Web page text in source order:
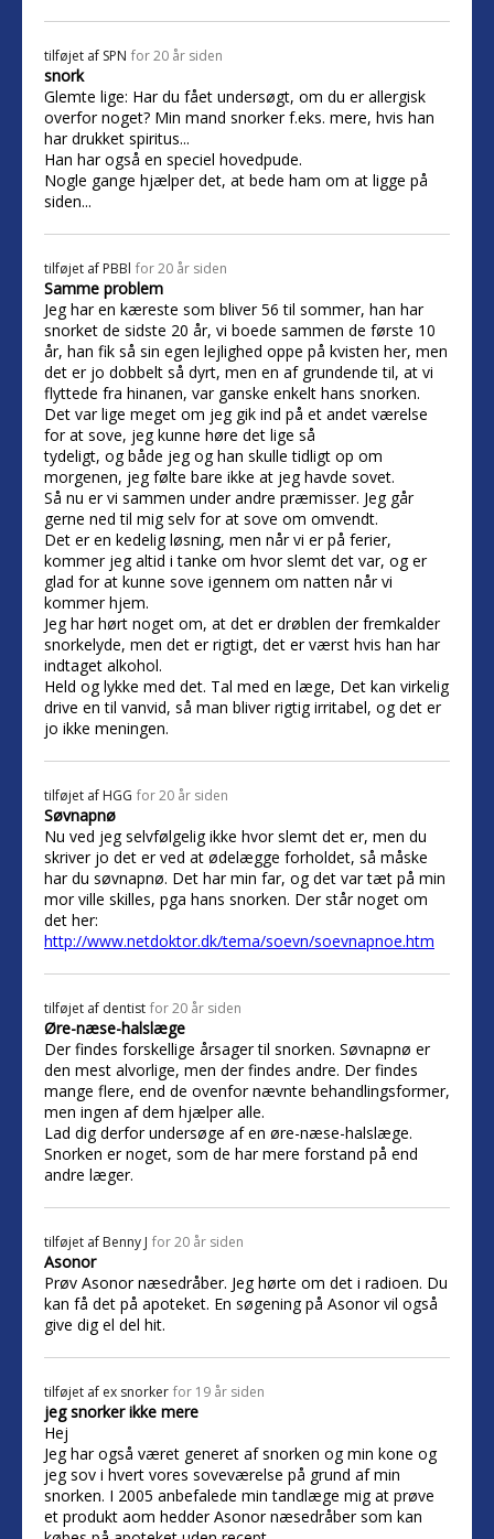
tilføjet af SPN for 20 år siden
snork
Glemte lige: Har du fået undersøgt, om du er allergisk
overfor noget? Min mand snorker f.eks. mere, hvis han
har drukket spiritus...
Han har også en speciel hovedpude.
Nogle gange hjælper det, at bede ham om at ligge på
siden...
tilføjet af PBBl for 20 år siden
Samme problem
Jeg har en kæreste som bliver 56 til sommer, han har
snorket de sidste 20 år, vi boede sammen de første 10
år, han fik så sin egen lejlighed oppe på kvisten her, men
det er jo dobbelt så dyrt, men en af grundende til, at vi
flyttede fra hinanen, var ganske enkelt hans snorken.
Det var lige meget om jeg gik ind på et andet værelse
for at sove, jeg kunne høre det lige så
tydeligt, og både jeg og han skulle tidligt op om
morgenen, jeg følte bare ikke at jeg havde sovet.
Så nu er vi sammen under andre præmisser. Jeg går
gerne ned til mig selv for at sove om omvendt.
Det er en kedelig løsning, men når vi er på ferier,
kommer jeg altid i tanke om hvor slemt det var, og er
glad for at kunne sove igennem om natten når vi
kommer hjem.
Jeg har hørt noget om, at det er drøblen der fremkalder
snorkelyde, men det er rigtigt, det er værst hvis han har
indtaget alkohol.
Held og lykke med det. Tal med en læge, Det kan virkelig
drive en til vanvid, så man bliver rigtig irritabel, og det er
jo ikke meningen.
tilføjet af HGG for 20 år siden
Søvnapnø
Nu ved jeg selvfølgelig ikke hvor slemt det er, men du
skriver jo det er ved at ødelægge forholdet, så måske
har du søvnapnø. Det har min far, og det var tæt på min
mor ville skilles, pga hans snorken. Der står noget om
det her:
http://www.netdoktor.dk/tema/soevn/soevnapnoe.htm
tilføjet af dentist for 20 år siden
Øre-næse-halslæge
Der findes forskellige årsager til snorken. Søvnapnø er
den mest alvorlige, men der findes andre. Der findes
mange flere, end de ovenfor nævnte behandlingsformer,
men ingen af dem hjælper alle.
Lad dig derfor undersøge af en øre-næse-halslæge.
Snorken er noget, som de har mere forstand på end
andre læger.
tilføjet af Benny J for 20 år siden
Asonor
Prøv Asonor næsedråber. Jeg hørte om det i radioen. Du
kan få det på apoteket. En søgening på Asonor vil også
give dig el del hit.
tilføjet af ex snorker for 19 år siden
jeg snorker ikke mere
Hej
Jeg har også været generet af snorken og min kone og
jeg sov i hvert vores soveværelse på grund af min
snorken. I 2005 anbefalede min tandlæge mig at prøve
et produkt aom hedder Asonor næsedråber som kan